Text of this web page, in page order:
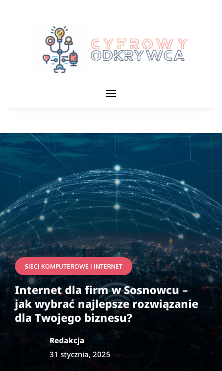
SIECI KOMPUTEROWE I INTERNET
Internet dla firm w Sosnowcu –
jak wybrać najlepsze rozwiązanie
dla Twojego biznesu?
Redakcja
31 stycznia, 2025